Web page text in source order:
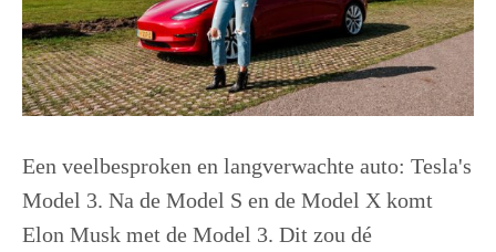
Een veelbesproken en langverwachte auto: Tesla's
Model 3. Na de Model S en de Model X komt
Elon Musk met de Model 3. Dit zou dé